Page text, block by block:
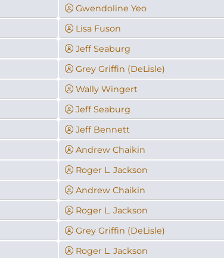
Gwendoline Yeo
Lisa Fuson
Jeff Seaburg
Grey Griffin (DeLisle)
Wally Wingert
Jeff Seaburg
Jeff Bennett
Andrew Chaikin
Roger L. Jackson
Andrew Chaikin
Roger L. Jackson
Grey Griffin (DeLisle)
Roger L. Jackson